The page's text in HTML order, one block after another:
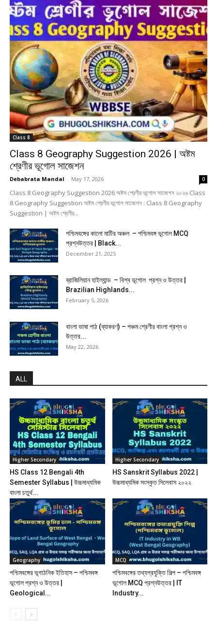
Class 8
Class 8 Geography Suggestion 2026 | অষ্টম
শ্রেণীর ভূগোল সাজেশন
Debabrata Mandal - May 17, 2026 0
Class 8 Geography Suggestion 2026 অষ্টম শ্রেণীর ভূগোল সাজেশন ২০২৬ Class
8 Geography Suggestion অষ্টম শ্রেণীর ভূগোল সাজেশন : Class 8 Geography
Suggestion | অষ্টম শ্রেণীর...
পশ্চিমবঙ্গের কালো মাটির অঞ্চল – পশ্চিমবঙ্গ ভূগোল MCQ
প্রশ্নউত্তর | Black...
December 21, 2025
ব্রাজিলিয়ান হাইল্যান্ড – বিশ্ব ভূগোল প্রশ্ন ও উত্তর |
Brazilian Highlands...
February 5, 2026
বাংলা ভাষা পাঠ (ব্যাকরণ) – পঞ্চম শ্রেণীর বাংলা প্রশ্ন ও
উত্তর...
May 22, 2026
ALL
Higher Secondary
HS Class 12 Bengali 4th
Semester Syllabus | উচ্চমাধ্যমিক
বাংলা চতুর্থ...
Higher Secondary
HS Sanskrit Syllabus 2022 |
উচ্চমাধ্যমিক সংস্কৃত সিলেবাস ২০২২
Geography
পশ্চিমবঙ্গের ভূগাঠনিক ইতিহাস – পশ্চিমবঙ্গ
ভূগোল প্রশ্ন ও উত্তর |
Geological...
MCQ
পশ্চিমবঙ্গের তথ্যপ্রযুক্তি শিল্প – পশ্চিমবঙ্গ
ভূগোল MCQ প্রশ্নউত্তর | IT
Industry...